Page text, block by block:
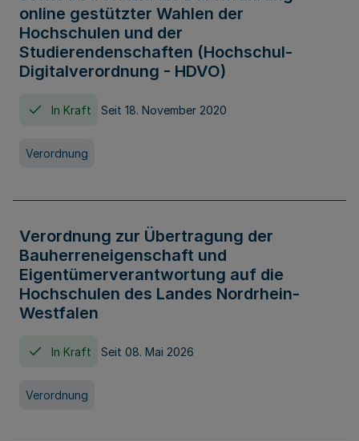
online gestützter Wahlen der
Hochschulen und der
Studierendenschaften (Hochschul-
Digitalverordnung - HDVO)
In Kraft Seit 18. November 2020
Verordnung
Verordnung zur Übertragung der
Bauherreneigenschaft und
Eigentümerverantwortung auf die
Hochschulen des Landes Nordrhein-
Westfalen
In Kraft Seit 08. Mai 2026
Verordnung